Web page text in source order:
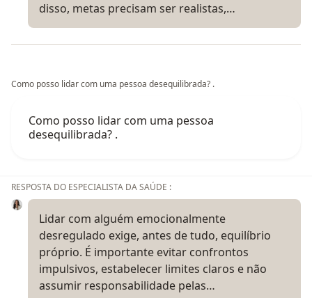
disso, metas precisam ser realistas,…
Como posso lidar com uma pessoa desequilibrada? .
Como posso lidar com uma pessoa
desequilibrada? .
RESPOSTA DO ESPECIALISTA DA SAÚDE :
Lidar com alguém emocionalmente
desregulado exige, antes de tudo, equilíbrio
próprio. É importante evitar confrontos
impulsivos, estabelecer limites claros e não
assumir responsabilidade pelas…